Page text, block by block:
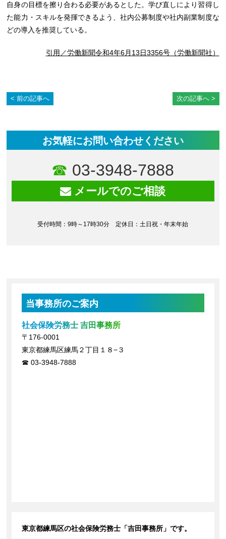
自身の目標を擦り合わる必要があるとした。学び直しにより習得し
た能力・スキルを発揮できるよう、社内公募制度や社内副業制度な
どの導入を推奨している。
引用／労働新聞令和4年6月13日3356号（労働新聞社）
前の記事へ 次の記事へ
お気軽にお問い合わせください
03-3948-7888
メールでのご相談
受付時間：9時～17時30分 定休日：土日祝・年末年始
当事務所のご案内
社会保険労務士 吉田事務所
〒176-0001
東京都練馬区練馬２丁目１８−３
03-3948-7888
東京都練馬区の社会保険労務士「吉田事務所」です。